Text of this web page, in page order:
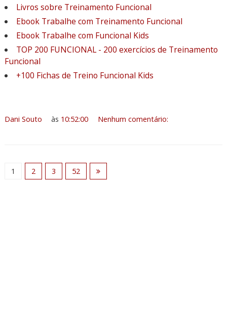
Livros sobre Treinamento Funcional
Ebook Trabalhe com Treinamento Funcional
Ebook Trabalhe com Funcional Kids
TOP 200 FUNCIONAL - 200 exercícios de Treinamento
Funcional
+100 Fichas de Treino Funcional Kids
Dani Souto às 10:52:00 Nenhum comentário:
1 2 3 52